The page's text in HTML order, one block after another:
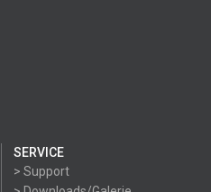
SERVICE
> Support